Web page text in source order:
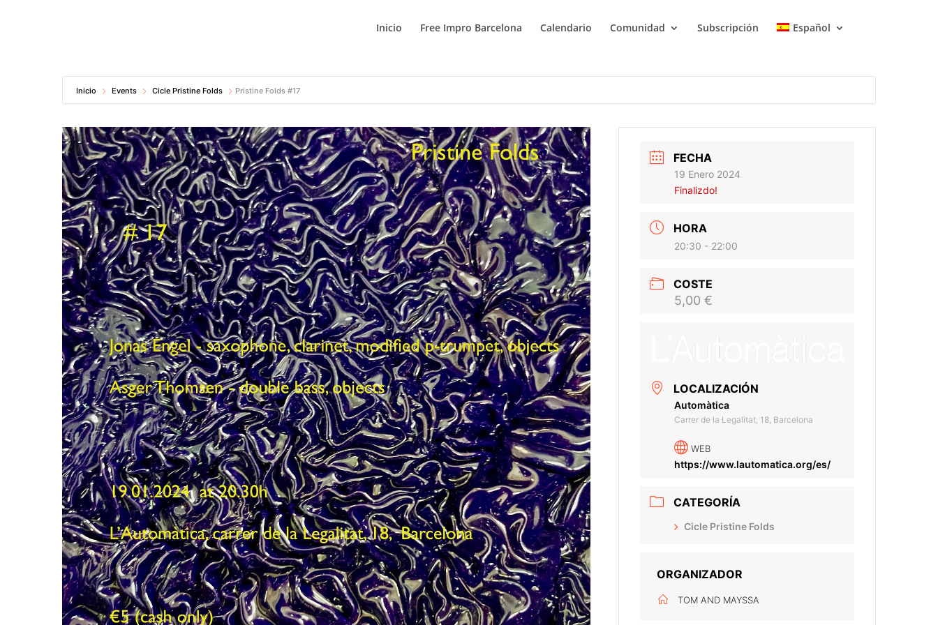
Inicio Free Impro Barcelona Calendario Comunidad Subscripción Español
Inicio Events Cicle Pristine Folds Pristine Folds #17
FECHA
19 Enero 2024
Finalizdo!
HORA
20:30 - 22:00
COSTE
5,00 €
LOCALIZACIÓN
Automàtica
Carrer de la Legalitat, 18, Barcelona
WEB
https://www.lautomatica.org/es/
CATEGORÍA
Cicle Pristine Folds
ORGANIZADOR
TOM AND MAYSSA